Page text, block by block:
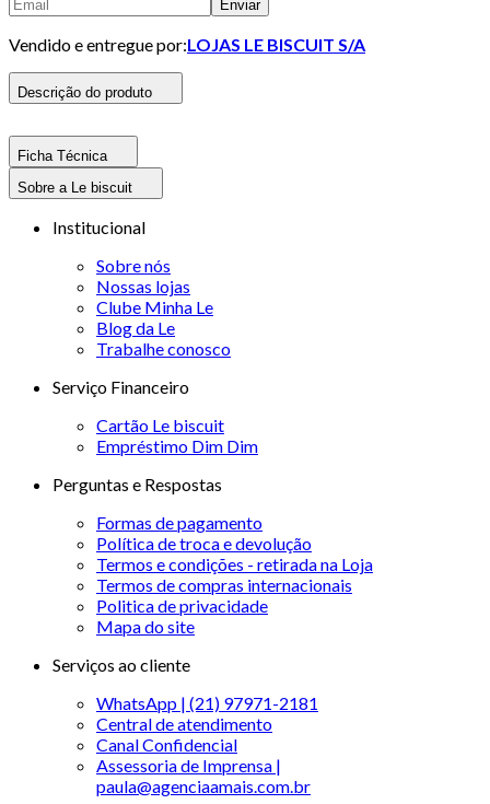
Enviar
Vendido e entregue por:LOJAS LE BISCUIT S/A
Descrição do produto
Ficha Técnica
Sobre a Le biscuit
Institucional
Sobre nós
Nossas lojas
Clube Minha Le
Blog da Le
Trabalhe conosco
Serviço Financeiro
Cartão Le biscuit
Empréstimo Dim Dim
Perguntas e Respostas
Formas de pagamento
Política de troca e devolução
Termos e condições - retirada na Loja
Termos de compras internacionais
Politica de privacidade
Mapa do site
Serviços ao cliente
WhatsApp | (21) 97971-2181
Central de atendimento
Canal Confidencial
Assessoria de Imprensa |
paula@agenciaamais.com.br